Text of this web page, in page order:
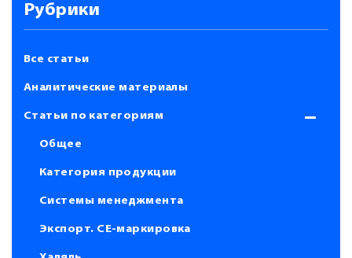
Рубрики
Все статьи
Аналитические материалы
Статьи по категориям
Общее
Категория продукции
Системы менеджмента
Экспорт. СЕ-маркировка